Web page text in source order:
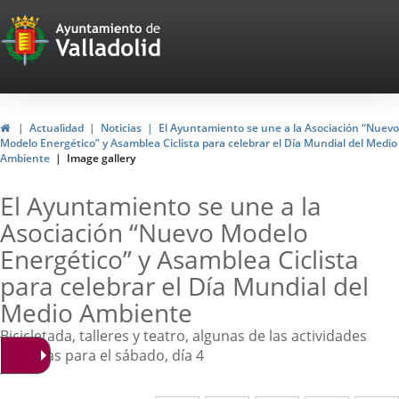
Portal
Web
del
Ayuntamiento
de
Valladolid
HomeActualidad Noticias
El Ayuntamiento se une a la Asociación “Nuevo
Modelo Energético” y Asamblea Ciclista para celebrar el Día Mundial del Medio
Ambiente
Image gallery
El Ayuntamiento se une a la
Asociación “Nuevo Modelo
Energético” y Asamblea Ciclista
para celebrar el Día Mundial del
Medio Ambiente
Bicicletada, talleres y teatro, algunas de las actividades
previstas para el sábado, día 4